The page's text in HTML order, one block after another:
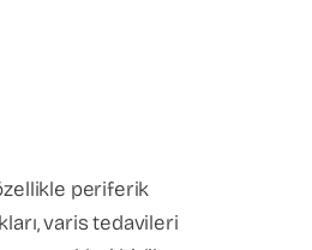
periferik
varis tedavileri